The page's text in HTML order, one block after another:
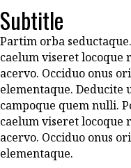
Subtitle
Partim orba
caelum viseret
acervo. Occiduo onus
elementaque.
campoque quem nulli.
caelum viseret
acervo. Occiduo onus
elementaque.